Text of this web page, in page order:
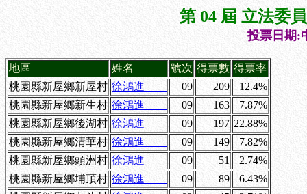
第 04 屆 立法委
投票日期:
地區 姓名 號次 得票數 得票率
桃園縣新屋鄉新屋村 徐鴻進 09 209
12.4%
桃園縣新屋鄉新生村 徐鴻進 09 163
7.87%
桃園縣新屋鄉後湖村 徐鴻進 09 197 22.88%
桃園縣新屋鄉清華村 徐鴻進 09 149
7.82%
桃園縣新屋鄉頭洲村 徐鴻進 09 51
2.74%
桃園縣新屋鄉埔頂村 徐鴻進 09 89
6.43%